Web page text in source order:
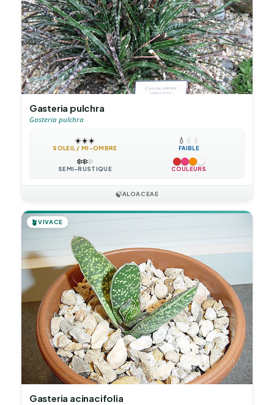
Gasteria pulchra
Gasteria pulchra
☀️☀️☀️
SOLEIL / MI-OMBRE
💧 💧 💧
FAIBLE
❄️❄️❄️
SEMI-RUSTIQUE COULEURS
🍃ALOACEAE
🪴VIVACE
Gasteria acinacifolia